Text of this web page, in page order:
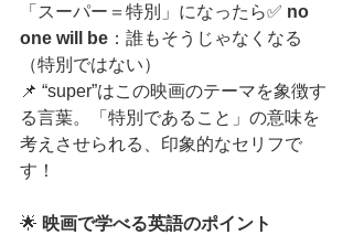
「スーパー＝特別」になったら✅ no
one will be ：誰もそうじゃなくなる
（特別ではない）
📌 “super”はこの映画のテーマを象徴す
る言葉。「特別であること」の意味を
考えさせられる、印象的なセリフで
す！
🌟 映画で学べる英語のポイント